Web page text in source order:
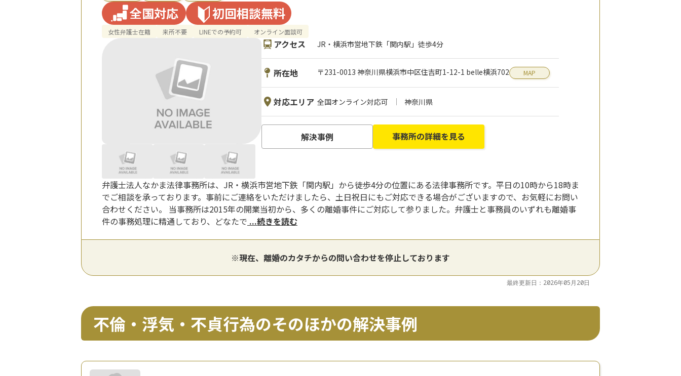
全国対応 初回相談無料
女性弁護士在籍 来所不要 LINEでの予約可 オンライン面談可
アクセス JR・横浜市営地下鉄「関内駅」徒歩4分
所在地 〒231-0013 神奈川県横浜市中区住吉町1-12-1 belle横浜702 MAP
対応エリア 全国オンライン対応可 神奈川県
解決事例 事務所の詳細を見る
弁護士法人なかま法律事務所は、JR・横浜市営地下鉄「関内駅」から徒歩4分の位置にある法律事務所です。平日の10時から18時ま
でご相談を承っております。事前にご連絡をいただけましたら、土日祝日にもご対応できる場合がございますので、お気軽にお問い
合わせください。 当事務所は2015年の開業当初から、多くの離婚事件にご対応して参りました。弁護士と事務員のいずれも離婚事
件の事務処理に精通しており、どなたで ...続きを読む
※現在、離婚のカタチからの問い合わせを停止しております
最終更新日：2026年05月20日
不倫・浮気・不貞行為のそのほかの解決事例